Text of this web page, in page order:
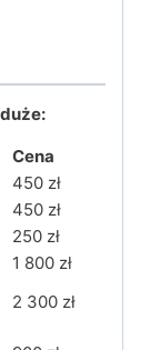
Cena
450 zł
450 zł
250 zł
1 800 zł
2 300 zł